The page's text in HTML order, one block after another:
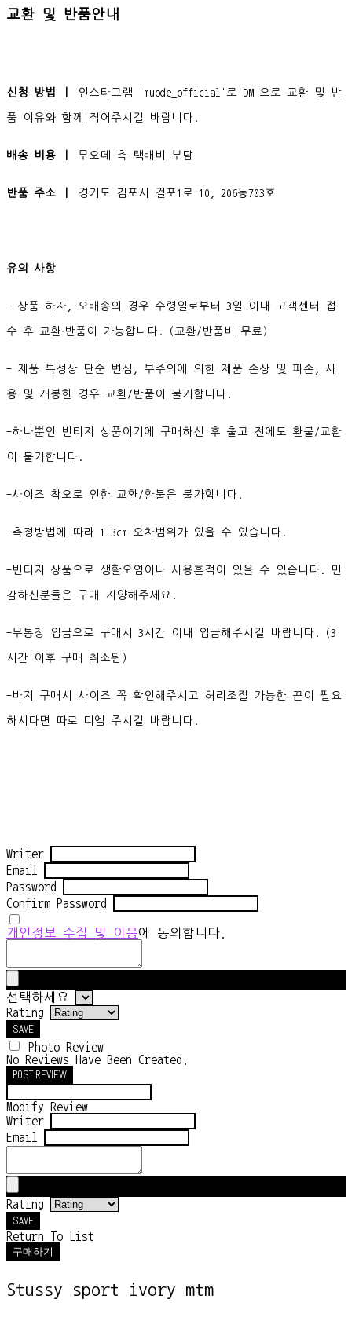
교환 및 반품안내
신청 방법 ㅣ 인스타그램 'muode_official'로 DM 으로 교환 및 반
품 이유와 함께 적어주시길 바랍니다.
배송 비용 ㅣ 무오데 측 택배비 부담
반품 주소 ㅣ 경기도 김포시 걸포1로 10, 206동703호
유의 사항
- 상품 하자, 오배송의 경우 수령일로부터 3일 이내 고객센터 접
수 후 교환∙반품이 가능합니다. (교환/반품비 무료)
- 제품 특성상 단순 변심, 부주의에 의한 제품 손상 및 파손, 사
용 및 개봉한 경우 교환/반품이 불가합니다.
-하나뿐인 빈티지 상품이기에 구매하신 후 출고 전에도 환불/교환
이 불가합니다.
-사이즈 착오로 인한 교환/환불은 불가합니다.
-측정방법에 따라 1-3cm 오차범위가 있을 수 있습니다.
-빈티지 상품으로 생활오염이나 사용흔적이 있을 수 있습니다. 민
감하신분들은 구매 지양해주세요.
-무통장 입금으로 구매시 3시간 이내 입금해주시길 바랍니다. (3
시간 이후 구매 취소됨)
-바지 구매시 사이즈 꼭 확인해주시고 허리조절 가능한 끈이 필요
하시다면 따로 디엠 주시길 바랍니다.
Writer
Email
Password
Confirm Password
개인정보 수집 및 이용에 동의합니다.
선택하세요
Rating
SAVE
Photo Review
No Reviews Have Been Created.
POST REVIEW
Modify Review
Writer
Email
Rating
SAVE
Return To List
구매하기
Stussy sport ivory mtm